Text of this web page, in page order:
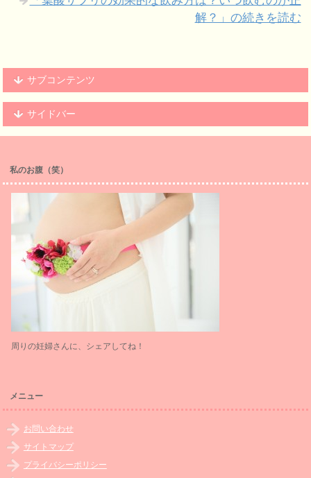
解？」の続きを読む
サブコンテンツ
サイドバー
私のお腹（笑）
周りの妊婦さんに、シェアしてね！
メニュー
お問い合わせ
サイトマップ
プライバシーポリシー